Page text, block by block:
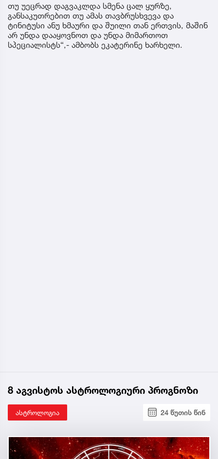
თუ უეცრად დაგვაკლდა სმენა ცალ ყურზე,
განსაკუთრებით თუ ამას თავბრუსხვევა და
ტინიტუსი ანუ ხმაური და შუილი თან ერთვის, მაშინ
არ უნდა დააყოვნოთ და უნდა მიმართოთ
სპეციალისტს“,- ამბობს ეკატერინე ხარხელი.
8 აგვისტოს ასტროლოგიური პროგნოზი
ასტროლოგია 24 წუთის წინ